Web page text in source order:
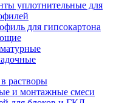
уплотнительные для
для гипсокартона
растворы
и монтажные смеси